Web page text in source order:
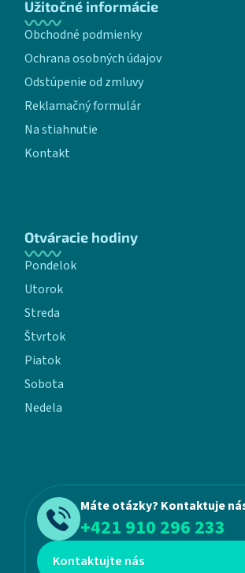
Užitočné informácie
Obchodné podmienky
Ochrana osobných údajov
Odstúpenie od zmluvy
Reklamačný formulár
Na stiahnutie
Kontakt
Otváracie hodiny
Pondelok
Utorok
Streda
Štvrtok
Piatok
Sobota
Nedela
Máte otázky? Kontaktuje
+421 910 296 233
Kontaktujte nás